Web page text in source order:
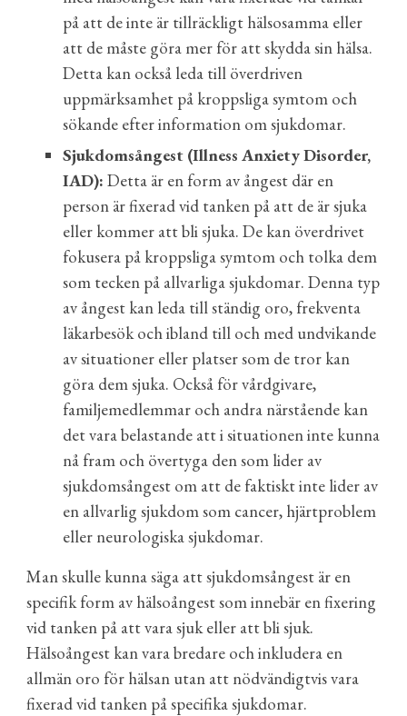
på att de inte är tillräckligt hälsosamma eller
att de måste göra mer för att skydda sin hälsa.
Detta kan också leda till överdriven
uppmärksamhet på kroppsliga symtom och
sökande efter information om sjukdomar.
Sjukdomsångest (Illness Anxiety Disorder,
IAD): Detta är en form av ångest där en
person är fixerad vid tanken på att de är sjuka
eller kommer att bli sjuka. De kan överdrivet
fokusera på kroppsliga symtom och tolka dem
som tecken på allvarliga sjukdomar. Denna typ
av ångest kan leda till ständig oro, frekventa
läkarbesök och ibland till och med undvikande
av situationer eller platser som de tror kan
göra dem sjuka. Också för vårdgivare,
familjemedlemmar och andra närstående kan
det vara belastande att i situationen inte kunna
nå fram och övertyga den som lider av
sjukdomsångest om att de faktiskt inte lider av
en allvarlig sjukdomsom cancer, hjärtproblem
eller neurologiska sjukdomar.
Man skulle kunna säga att sjukdomsångest är en
specifik form av hälsoångest som innebär en fixering
vid tanken på att vara sjuk eller att bli sjuk.
Hälsoångest kan vara bredare och inkludera en
allmän oro för hälsan utan att nödvändigtvis vara
fixerad vid tanken på specifika sjukdomar.